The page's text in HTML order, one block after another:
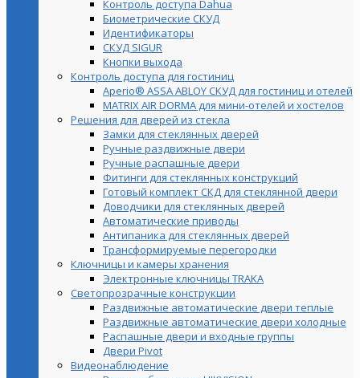
Контроль доступа Dahua
Биометрические СКУД
Идентификаторы
СКУД SIGUR
Кнопки выхода
Контроль доступа для гостиниц
Aperio® ASSA ABLOY СКУД для гостиниц и отелей
MATRIX AIR DORMA для мини-отелей и хостелов
Решения для дверей из стекла
Замки для стеклянных дверей
Ручные раздвижные двери
Ручные распашные двери
Фитинги для стеклянных конструкций
Готовый комплект СКД для стеклянной двери
Доводчики для стеклянных дверей
Автоматические приводы
Антипаника для стеклянных дверей
Трансформируемые перегородки
Ключницы и камеры хранения
Электронные ключницы TRAKA
Светопрозрачные конструкции
Раздвижные автоматические двери теплые
Раздвижные автоматические двери холодные
Распашные двери и входные группы
Двери Pivot
Видеонаблюдение